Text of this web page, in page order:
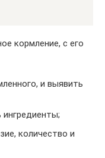
кормление, с его
и выявить
количество и